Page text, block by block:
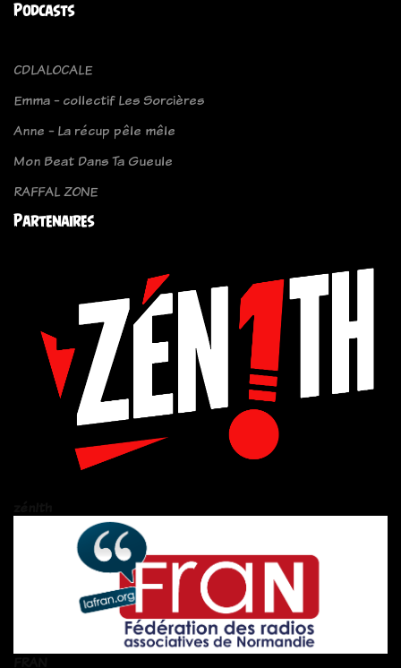
Podcasts
CDLALOCALE
Emma - collectif Les Sorcières
Anne - La récup pêle mêle
Mon Beat Dans Ta Gueule
RAFFAL ZONE
Partenaires